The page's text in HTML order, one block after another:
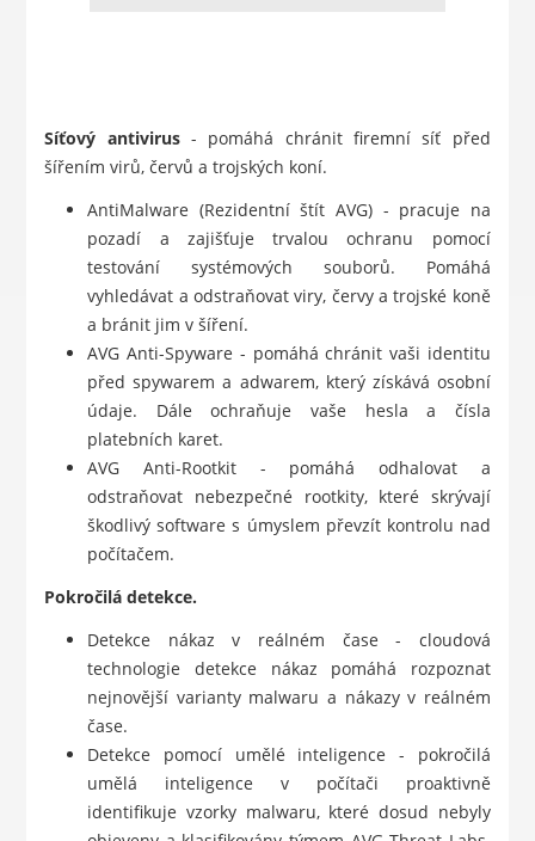
Síťový antivirus- pomáhá chránit firemní síť před
šířením virů, červů a trojských koní.
AntiMalware (Rezidentní štít AVG) - pracuje na
pozadí a zajišťuje trvalou ochranu pomocí
testování systémových souborů. Pomáhá
vyhledávat a odstraňovat viry, červy a trojské koně
a bránit jim v šíření.
AVG Anti-Spyware - pomáhá chránit vaši identitu
před spywarem a adwarem, který získává osobní
údaje. Dále ochraňuje vaše hesla a čísla
platebních karet.
AVG Anti-Rootkit - pomáhá odhalovat a
odstraňovat nebezpečné rootkity, které skrývají
škodlivý software s úmyslem převzít kontrolu nad
počítačem.
Pokročilá detekce.
Detekce nákaz v reálném čase - cloudová
technologie detekce nákaz pomáhá rozpoznat
nejnovější varianty malwaru a nákazy v reálném
čase.
Detekce pomocí umělé inteligence - pokročilá
umělá inteligence v počítači proaktivně
identifikuje vzorky malwaru, které dosud nebyly